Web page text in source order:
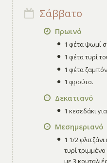
Σάββατο
Πρωινό
1 φέτα ψωμί
1 φέτα τυρί
1 φέτα
1 φρούτο.
Δεκατιανό
1 κεσεδάκι
Μεσημεριανό
1 1/2
τυρί
με 3